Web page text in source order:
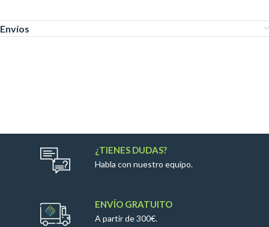
Envíos
¿TIENES DUDAS?
Habla con nuestro equipo.
ENVÍO GRATUITO
A partir de 300€.